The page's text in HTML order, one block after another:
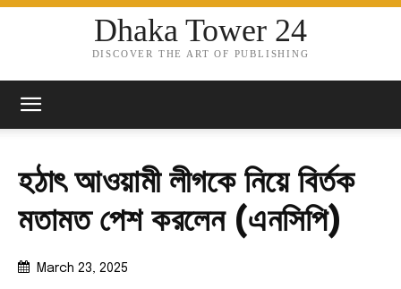
Dhaka Tower 24
DISCOVER THE ART OF PUBLISHING
হঠাৎ আওয়ামী লীগকে নিয়ে বির্তক
মতামত পেশ করলেন (এনসিপি)
March 23, 2025